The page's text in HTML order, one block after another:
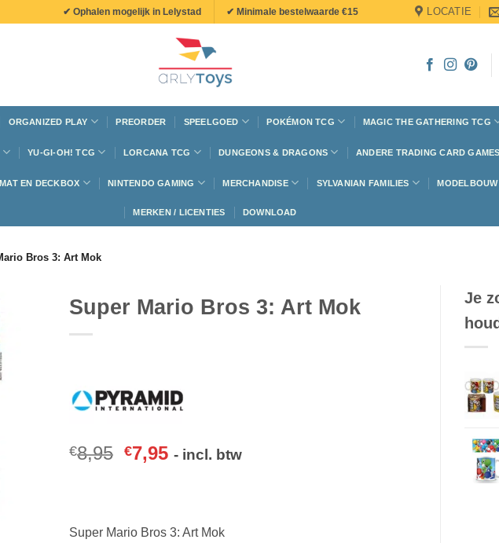
✔ Ophalen mogelijk in Lelystad ✔ Minimale bestelwaarde €15 LOCATIE
ORGANIZED PLAY PREORDER SPEELGOED POKÉMON TCG MAGIC THE GATHERING TCG
YU-GI-OH! TCG LORCANA TCG DUNGEONS & DRAGONS ANDERE TRADING CARD GAMES
EN DECKBOX NINTENDO GAMING MERCHANDISE SYLVANIAN FAMILIES MODELBOUW
MERKEN / LICENTIES DOWNLOAD
Bros 3: Art Mok
Super Mario Bros 3: Art Mok
€8,95 €7,95 - incl. btw
Super Mario Bros 3: Art Mok
Je